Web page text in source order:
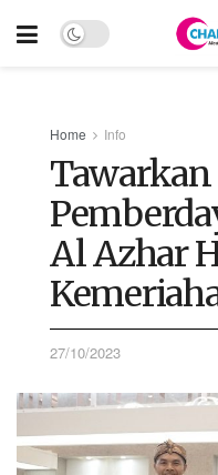
Home Info
Tawarkan
Al Azhar
27/10/2023